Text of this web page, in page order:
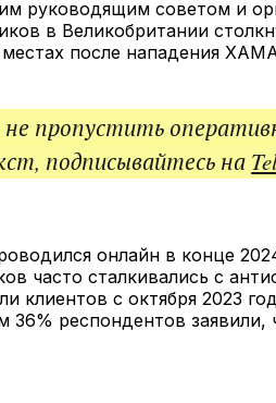
руководящим советом и
в Великобритании
после нападения
пропустить
подписывайтесь на
онлайн в конце
часто сталкивались с
клиентов с октября 2023
36% респондентов заявили,